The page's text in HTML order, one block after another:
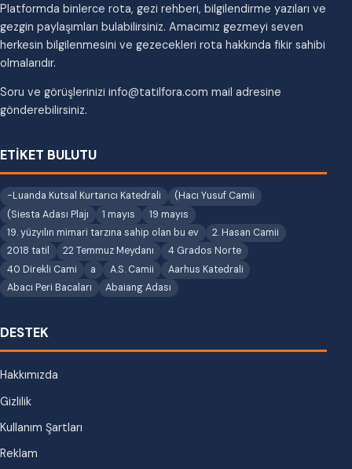
Platformda binlerce rota, gezi rehberi, bilgilendirme yazıları ve
gezgin paylaşımları bulabilirsiniz. Amacımız gezmeyi seven
herkesin bilgilenmesini ve gezecekleri rota hakkında fikir sahibi
olmalarıdır.
Soru ve görüşlerinizi info@tatilfora.com mail adresine
gönderebilirsiniz.
ETİKET BULUTU
-Luanda Kutsal Kurtarıcı Katedrali
(Hacı Yusuf Camii
(Siesta Adası Plajı
1 mayıs
19 mayıs
19. yüzyılın mimari tarzına sahip olan bu ev
2. Hasan Camii
2018 tatil
22 Temmuz Meydanı
4 Grados Norte
40 Direkli Cami
a A.S. Camii
Aarhus Katedrali
Abacı Peri Bacaları
Abaiang Adası
DESTEK
Hakkımızda
Gizlilik
Kullanım Şartları
Reklam